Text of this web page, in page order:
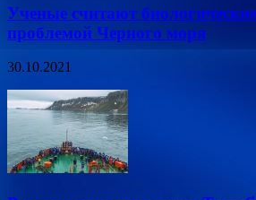
Ученые считают
проблемой Черного моря
30.10.2021